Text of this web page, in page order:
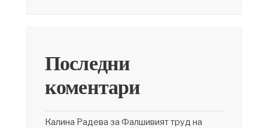
Последни
коментари
Калина Радева за Фалшивият труд на